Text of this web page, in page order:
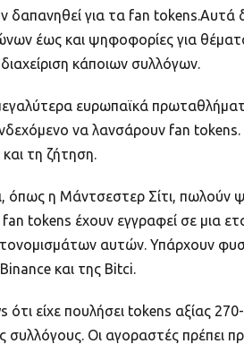
δαπανηθεί για τα fan
έως και ψηφοφορίες για
κάποιων συλλόγων.
ευρωπαϊκά
να λανσάρουν fan
τη ζήτηση.
όπως η Μάντσεστερ Σίτι,
tokens έχουν εγγραφεί σε μια
αυτών. Υπάρχουν
και της Bitci.
ότι είχε πουλήσει tokens αξίας
συλλόγους. Οι αγοραστές